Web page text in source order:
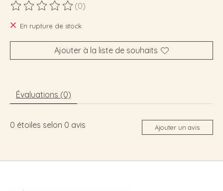
Ce produit est évalué à
(0)
En rupture de stock
Ajouter à la liste de souhaits
Évaluations (0)
0 étoiles selon 0 avis Ajouter un avis